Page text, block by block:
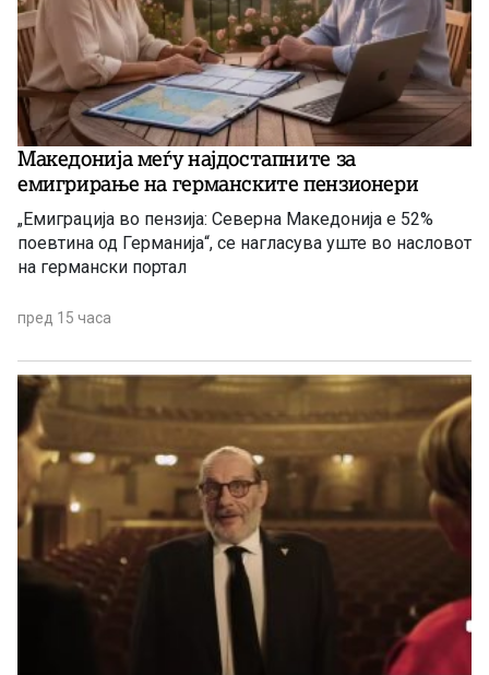
Македонија меѓу најдостапните за
емигрирање на германските пензионери
„Емиграција во пензија: Северна Македонија е 52%
поевтина од Германија“, се нагласува уште во насловот
на германски портал
пред 15 часа